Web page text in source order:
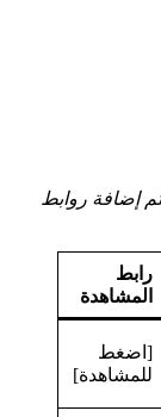
إضافة روابط
رابط
المشاهدة
[اضغط
للمشاهدة]